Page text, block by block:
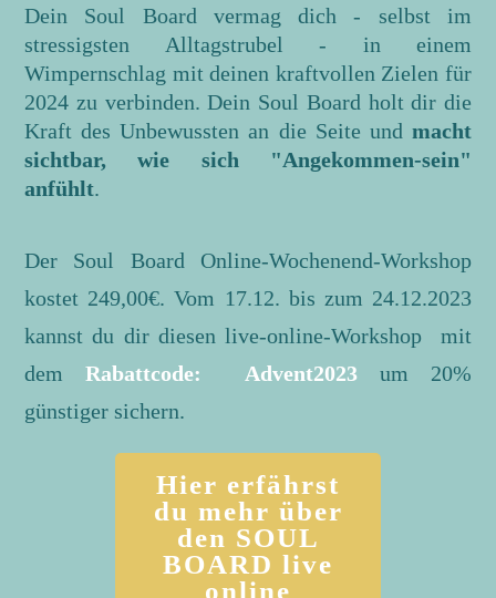
Dein Soul Board vermag dich - selbst im
stressigsten Alltagstrubel - in einem
Wimpernschlag mit deinen kraftvollen Zielen für
2024 zu verbinden. Dein Soul Board holt dir die
Kraft des Unbewussten an die Seite und macht
sichtbar, wie sich "Angekommen-sein"
anfühlt.
Der Soul Board Online-Wochenend-Workshop
kostet 249,00€. Vom 17.12. bis zum 24.12.2023
kannst du dir diesen live-online-Workshop mit
dem Rabattcode: Advent2023 um 20%
günstiger sichern.
Hier erfährst
du mehr über
den SOUL
BOARD live
online